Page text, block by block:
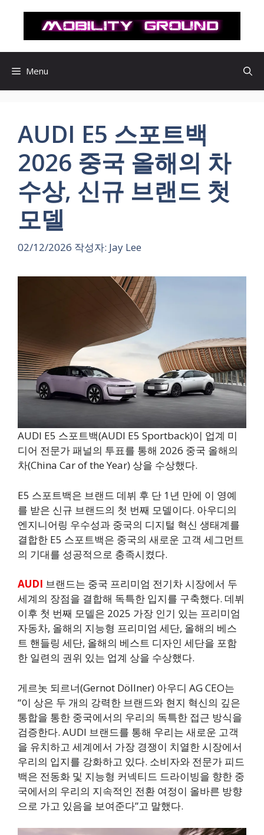
로
Menu
AUDI E5 스포트백
2026 중국 올해의 차
수상, 신규 브랜드 첫
모델
02/12/2026 작성자: Jay Lee
AUDI E5 스포트백(AUDI E5 Sportback)이 업계 미
디어 전문가 패널의 투표를 통해 2026 중국 올해의
차(China Car of the Year) 상을 수상했다.
E5 스포트백은 브랜드 데뷔 후 단 1년 만에 이 영예
를 받은 신규 브랜드의 첫 번째 모델이다. 아우디의
엔지니어링 우수성과 중국의 디지털 혁신 생태계를
결합한 E5 스포트백은 중국의 새로운 고객 세그먼트
의 기대를 성공적으로 충족시켰다.
AUDI 브랜드는 중국 프리미엄 전기차 시장에서 두
세계의 장점을 결합해 독특한 입지를 구축했다. 데뷔
이후 첫 번째 모델은 2025 가장 인기 있는 프리미엄
자동차, 올해의 지능형 프리미엄 세단, 올해의 베스
트 핸들링 세단, 올해의 베스트 디자인 세단을 포함
한 일련의 권위 있는 업계 상을 수상했다.
게르놋 되르너(Gernot Döllner) 아우디 AG CEO는
“이 상은 두 개의 강력한 브랜드와 현지 혁신의 깊은
통합을 통한 중국에서의 우리의 독특한 접근 방식을
검증한다. AUDI 브랜드를 통해 우리는 새로운 고객
을 유치하고 세계에서 가장 경쟁이 치열한 시장에서
우리의 입지를 강화하고 있다. 소비자와 전문가 피드
백은 전동화 및 지능형 커넥티드 드라이빙을 향한 중
국에서의 우리의 지속적인 전환 여정이 올바른 방향
으로 가고 있음을 보여준다”고 말했다.